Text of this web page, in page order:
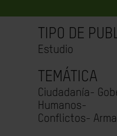
TIPO DE
Estudio
TEMÁTICA
Ciudadanía-
Humanos-
Conflictos-